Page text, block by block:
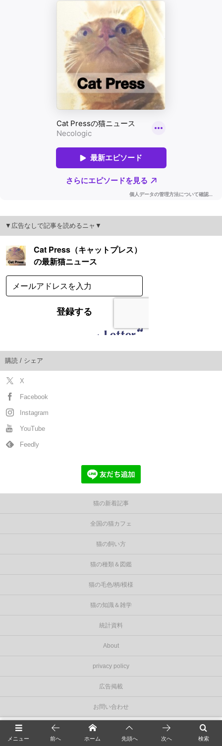
▼広告なしで記事を読めるニャ▼
購読 / シェア
X
Facebook
Instagram
YouTube
Feedly
猫の新着記事
全国の猫カフェ
猫の飼い方
猫の種類＆図鑑
猫の毛色/柄/模様
猫の知識＆雑学
統計資料
About
privacy policy
広告掲載
お問い合わせ
Cat Press（キャットプレス）
メニュー
検索
前へ ホーム 先頭へ 次へ